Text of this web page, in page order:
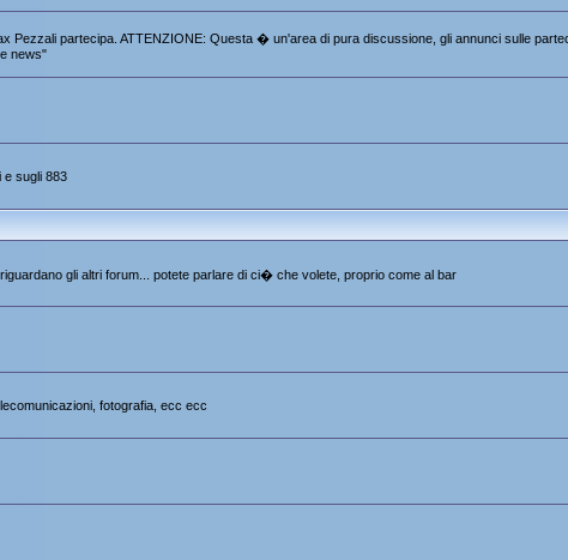
Pezzali partecipa. ATTENZIONE: Questa � un'area di pura discussione, gli annunci sulle
news"
e sugli 883
gli altri forum... potete parlare di ci� che volete, proprio come al bar
fotografia, ecc ecc